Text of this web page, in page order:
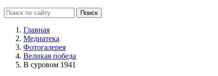
Главная
Медиатека
Фотогалерея
Великая победа
В суровом 1941